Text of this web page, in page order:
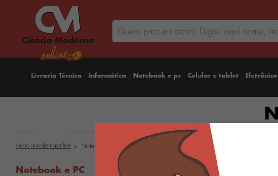
Livraria Técnica Informática Notebook e pc Celular e tablet Eletrônico
cienciamodernaonline Notebook e PC
Notebook e PC